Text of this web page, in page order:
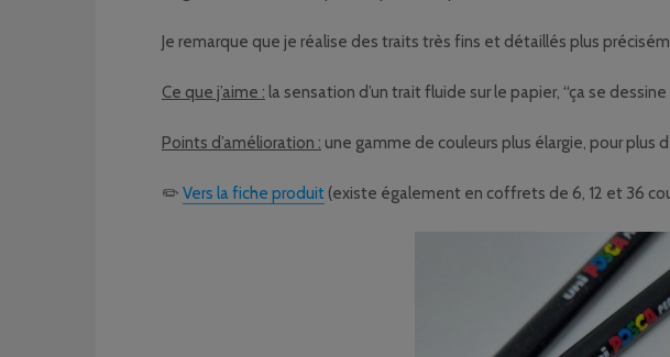
Je remarque que je réalise des traits très fins et détaillés plus
Ce que j’aime : la sensation d’un trait fluide sur le papier, “ça se
Points d’amélioration : une gamme de couleurs plus élargie, pour plus
✏️ Vers la fiche produit (existe également en coffrets de 6, 12 et 36